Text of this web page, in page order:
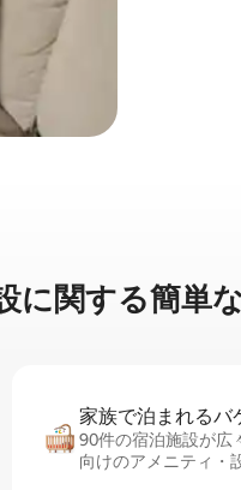
に関⁠す⁠る簡⁠単⁠
家族で泊まれるバ⁠
90件の宿泊施設が広
向けのアメニティ・